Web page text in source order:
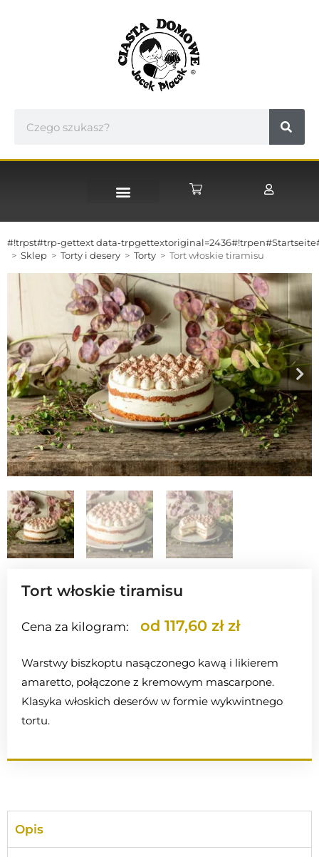
#!trpst#trp-gettext data-
> Sklep > Torty i desery > Torty > Tort włoskie tiramisu
Tort włoskie tiramisu
Cena za kilogram: od 117,60 zł zł
Warstwy biszkoptu nasączonego kawą i likierem
amaretto, połączone z kremowym mascarpone.
Klasyka włoskich deserów w formie wykwintnego
tortu.
Opis